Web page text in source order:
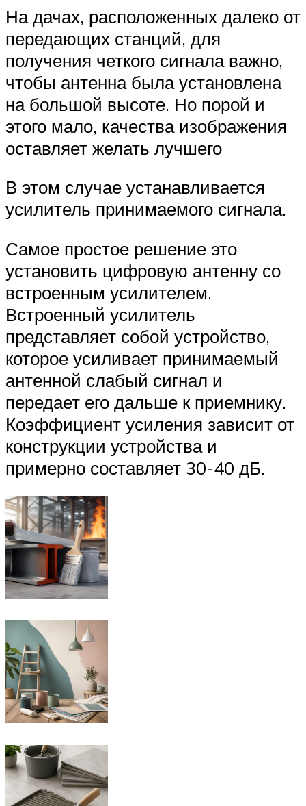
На дачах, расположенных далеко от
передающих станций, для
получения четкого сигнала важно,
чтобы антенна была установлена
на большой высоте. Но порой и
этого мало, качества изображения
оставляет желать лучшего
В этом случае устанавливается
усилитель принимаемого сигнала.
Самое простое решение это
установить цифровую антенну со
встроенным усилителем.
Встроенный усилитель
представляет собой устройство,
которое усиливает принимаемый
антенной слабый сигнал и
передает его дальше к приемнику.
Коэффициент усиления зависит от
конструкции устройства и
примерно составляет 30-40 дБ.